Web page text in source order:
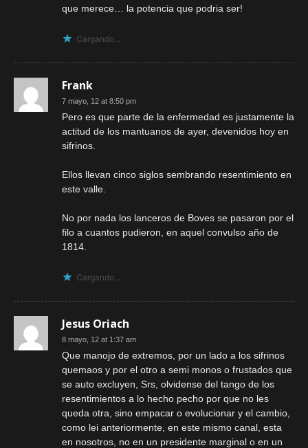
que merece… la potencia que podria ser!
Cargando...
Frank
7 mayo, 12 at 8:50 pm
Pero es que parte de la enfermedad es justamente la
actitud de los mantuanos de ayer, devenidos hoy en
sifrinos.
Ellos llevan cinco siglos sembrando resentimiento en
este valle.
No por nada los lanceros de Boves se pasaron por el
filo a cuantos pudieron, en aquel convulso año de
1814.
Cargando...
Jesus Oriach
8 mayo, 12 at 1:37 am
Que manojo de extremos, por un lado a los sifrinos
quemaos y por el otro a semi monos o frustados que
se auto excluyen, Srs, olvidense del tango de los
resentimientos a lo hecho pecho por que no les
queda otra, sino empacar o evolucionar y el cambio,
como lei anteriormente, en este mismo canal, esta
en nosotros, no en un presidente marginal o en un